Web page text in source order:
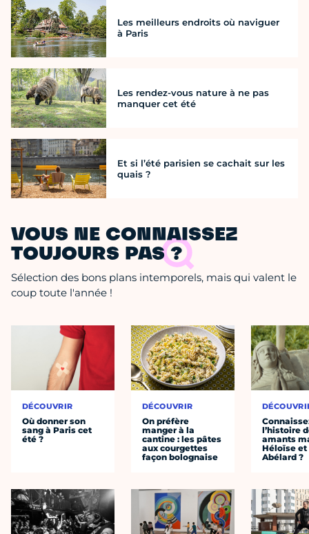
Les meilleurs endroits où naviguer
à Paris
Les rendez-vous nature à ne pas
manquer cet été
Et si l’été parisien se cachait sur les
quais ?
VOUS NE CONNAISSEZ
TOUJOURS PAS ?
Sélection des bons plans intemporels, mais qui valent le
coup toute l'année !
DÉCOUVRIR
Où donner son
sang à Paris cet
été ?
DÉCOUVRIR
On préfère
manger à la
cantine : les pâtes
aux courgettes
façon bolognaise
l’histoire
amants
Héloïse et
Abélard ?